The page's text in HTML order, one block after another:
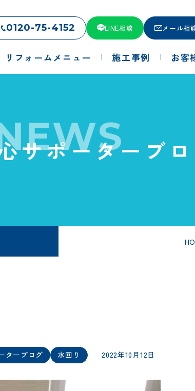
0120-75-4152 LINE相談 メール相
リフォームメニュー 施工事例 お客
サポーターブ
ターブログ 水回り 2022年10月12日